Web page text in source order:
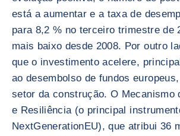
está a aumentar e a taxa de
para 8,2 % no terceiro trimestre de
mais baixo desde 2008. Por outro
que o investimento acelere,
ao desembolso de fundos
setor da construção. O Mecanismo
e Resiliência (o principal
NextGenerationEU), que atribui 36